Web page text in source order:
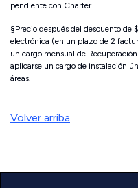
pendiente con Charter.
§Precio después del descuento
electrónica (en un plazo de 2
un cargo mensual de
aplicarse un cargo de instalación
áreas.
Volver arriba